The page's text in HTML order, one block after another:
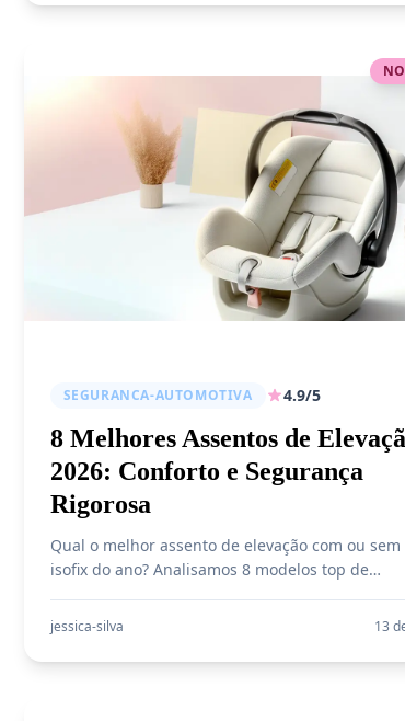
SEGURANCA-AUTOMOTIVA 4.9/5
8 Melhores Assentos de
2026: Conforto e Segurança
Rigorosa
Qual o melhor assento de elevação com ou sem
isofix do ano? Analisamos 8 modelos top de
Cosco. Proteja quem você ama!
jessica-silva 13